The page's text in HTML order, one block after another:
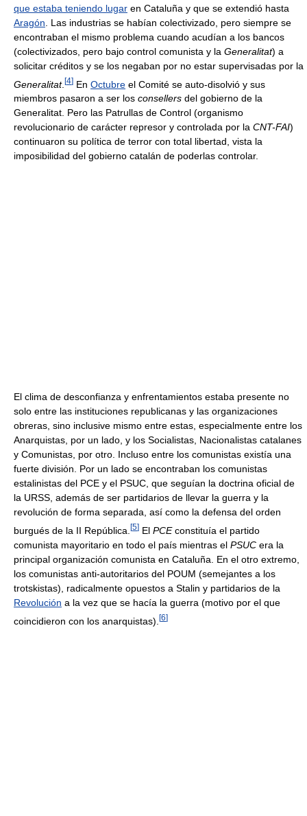
que estaba teniendo lugar en Cataluña y que se extendió hasta
Aragón . Las industrias se habían colectivizado, pero siempre se
encontraban el mismo problema cuando acudían a los bancos
(colectivizados, pero bajo control comunista y la Generalitat) a
solicitar créditos y se los negaban por no estar supervisadas por la
Generalitat. [4] En Octubre el Comité se auto-disolvió y sus
miembros pasaron a ser los consellers del gobierno de la
Generalitat. Pero las Patrullas de Control (organismo
revolucionario de carácter represor y controlada por la CNT-FAI)
continuaron su política de terror con total libertad, vista la
imposibilidad del gobierno catalán de poderlas controlar.
El clima de desconfianza y enfrentamientos estaba presente no
solo entre las instituciones republicanas y las organizaciones
obreras, sino inclusive mismo entre estas, especialmente entre los
Anarquistas, por un lado, y los Socialistas, Nacionalistas catalanes
y Comunistas, por otro. Incluso entre los comunistas existía una
fuerte división. Por un lado se encontraban los comunistas
estalinistas del PCE y el PSUC, que seguían la doctrina oficial de
la URSS, además de ser partidarios de llevar la guerra y la
revolución de forma separada, así como la defensa del orden
burgués de la II República. [5] El PCEconstituía el partido
comunista mayoritario en todo el país mientras el PSUC era la
principal organización comunista en Cataluña. En el otro extremo,
los comunistas anti-autoritarios del POUM (semejantes a los
trotskistas), radicalmente opuestos a Stalin y partidarios de la
Revolución a la vez que se hacía la guerra (motivo por el que
coincidieron con los anarquistas). [6]